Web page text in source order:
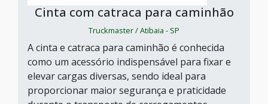
Cinta com catraca para caminhão
Truckmaster / Atibaia - SP
A cinta e catraca para caminhão é conhecida
como um acessório indispensável para fixar e
elevar cargas diversas, sendo ideal para
proporcionar maior segurança e praticidade